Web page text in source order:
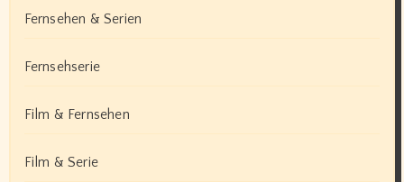
Fernsehen & Serien
Fernsehserie
Film & Fernsehen
Film & Serie